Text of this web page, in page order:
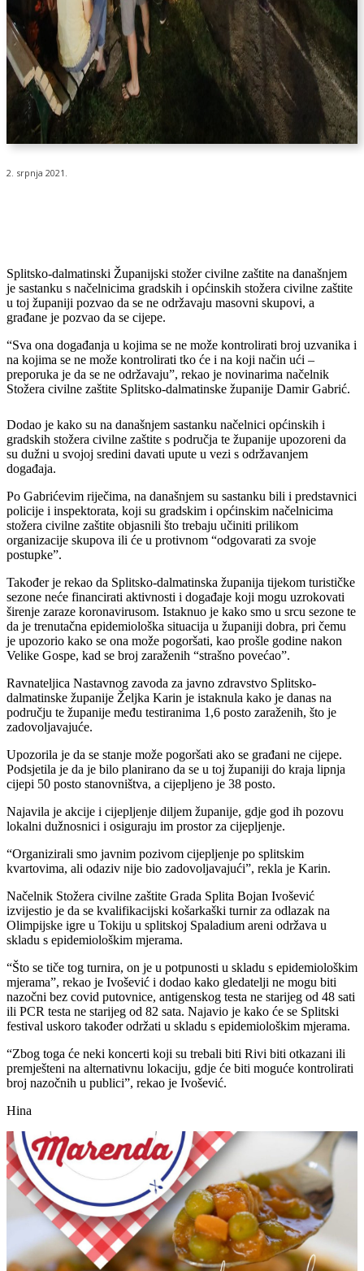
2. srpnja 2021.
Splitsko-dalmatinski Županijski stožer civilne zaštite na današnjem
je sastanku s načelnicima gradskih i općinskih stožera civilne zaštite
u toj županiji pozvao da se ne održavaju masovni skupovi, a
građane je pozvao da se cijepe.
“Sva ona događanja u kojima se ne može kontrolirati broj uzvanika i
na kojima se ne može kontrolirati tko će i na koji način ući –
preporuka je da se ne održavaju”, rekao je novinarima načelnik
Stožera civilne zaštite Splitsko-dalmatinske županije Damir Gabrić.
Dodao je kako su na današnjem sastanku načelnici općinskih i
gradskih stožera civilne zaštite s područja te županije upozoreni da
su dužni u svojoj sredini davati upute u vezi s održavanjem
događaja.
Po Gabrićevim riječima, na današnjem su sastanku bili i predstavnici
policije i inspektorata, koji su gradskim i općinskim načelnicima
stožera civilne zaštite objasnili što trebaju učiniti prilikom
organizacije skupova ili će u protivnom “odgovarati za svoje
postupke”.
Također je rekao da Splitsko-dalmatinska županija tijekom turističke
sezone neće financirati aktivnosti i događaje koji mogu uzrokovati
širenje zaraze koronavirusom. Istaknuo je kako smo u srcu sezone te
da je trenutačna epidemiološka situacija u županiji dobra, pri čemu
je upozorio kako se ona može pogoršati, kao prošle godine nakon
Velike Gospe, kad se broj zaraženih “strašno povećao”.
Ravnateljica Nastavnog zavoda za javno zdravstvo Splitsko-
dalmatinske županije Željka Karin je istaknula kako je danas na
području te županije među testiranima 1,6 posto zaraženih, što je
zadovoljavajuće.
Upozorila je da se stanje može pogoršati ako se građani ne cijepe.
Podsjetila je da je bilo planirano da se u toj županiji do kraja lipnja
cijepi 50 posto stanovništva, a cijepljeno je 38 posto.
Najavila je akcije i cijepljenje diljem županije, gdje god ih pozovu
lokalni dužnosnici i osiguraju im prostor za cijepljenje.
“Organizirali smo javnim pozivom cijepljenje po splitskim
kvartovima, ali odaziv nije bio zadovoljavajući”, rekla je Karin.
Načelnik Stožera civilne zaštite Grada Splita Bojan Ivošević
izvijestio je da se kvalifikacijski košarkaški turnir za odlazak na
Olimpijske igre u Tokiju u splitskoj Spaladium areni održava u
skladu s epidemiološkim mjerama.
“Što se tiče tog turnira, on je u potpunosti u skladu s epidemiološkim
mjerama”, rekao je Ivošević i dodao kako gledatelji ne mogu biti
nazočni bez covid putovnice, antigenskog testa ne starijeg od 48 sati
ili PCR testa ne starijeg od 82 sata. Najavio je kako će se Splitski
festival uskoro također održati u skladu s epidemiološkim mjerama.
“Zbog toga će neki koncerti koji su trebali biti Rivi biti otkazani ili
premješteni na alternativnu lokaciju, gdje će biti moguće kontrolirati
broj nazočnih u publici”, rekao je Ivošević.
Hina